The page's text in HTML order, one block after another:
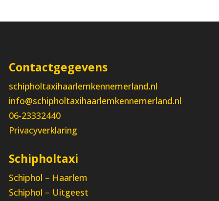
Contactgegevens
schipholtaxihaarlemkennemerland.nl
info@schipholtaxihaarlemkennemerland.nl
06-23332440
Privacyverklaring
Schipholtaxi
Schiphol – Haarlem
Schiphol – Uitgeest